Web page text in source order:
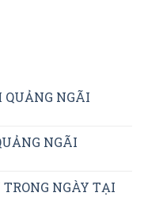
NGÃI
NGÃI
NGÀY TẠI